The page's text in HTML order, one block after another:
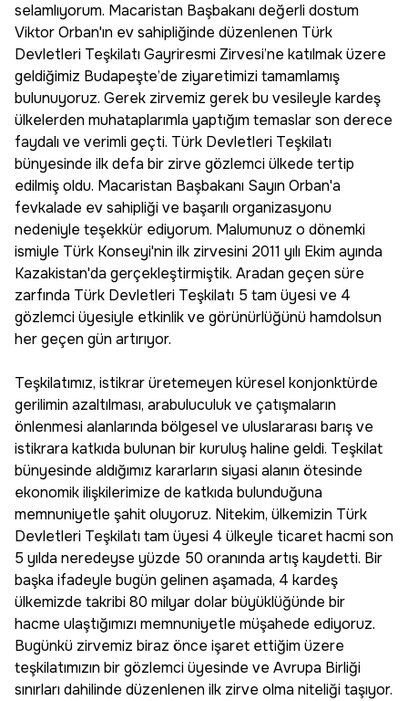
selamlıyorum. Macaristan Başbakanı değerli dostum
Viktor Orban'ın ev sahipliğinde düzenlenen Türk
Devletleri Teşkilatı Gayriresmi Zirvesi’ne katılmak üzere
geldiğimiz Budapeşte’de ziyaretimizi tamamlamış
bulunuyoruz. Gerek zirvemiz gerek bu vesileyle kardeş
ülkelerden muhataplarımla yaptığım temaslar son derece
faydalı ve verimli geçti. Türk Devletleri Teşkilatı
bünyesinde ilk defa bir zirve gözlemci ülkede tertip
edilmiş oldu. Macaristan Başbakanı Sayın Orban'a
fevkalade ev sahipliği ve başarılı organizasyonu
nedeniyle teşekkür ediyorum. Malumunuz o dönemki
ismiyle Türk Konseyi'nin ilk zirvesini 2011 yılı Ekim ayında
Kazakistan'da gerçekleştirmiştik. Aradan geçen süre
zarfında Türk Devletleri Teşkilatı 5 tam üyesi ve 4
gözlemci üyesiyle etkinlik ve görünürlüğünü hamdolsun
her geçen gün artırıyor.
Teşkilatımız, istikrar üretemeyen küresel konjonktürde
gerilimin azaltılması, arabuluculuk ve çatışmaların
önlenmesi alanlarında bölgesel ve uluslararası barış ve
istikrara katkıda bulunan bir kuruluş haline geldi. Teşkilat
bünyesinde aldığımız kararların siyasi alanın ötesinde
ekonomik ilişkilerimize de katkıda bulunduğuna
memnuniyetle şahit oluyoruz. Nitekim, ülkemizin Türk
Devletleri Teşkilatı tam üyesi 4 ülkeyle ticaret hacmi son
5 yılda neredeyse yüzde 50 oranında artış kaydetti. Bir
başka ifadeyle bugün gelinen aşamada, 4 kardeş
ülkemizde takribi 80 milyar dolar büyüklüğünde bir
hacme ulaştığımızı memnuniyetle müşahede ediyoruz.
Bugünkü zirvemiz biraz önce işaret ettiğim üzere
teşkilatımızın bir gözlemci üyesinde ve Avrupa Birliği
sınırları dahilinde düzenlenen ilk zirve olma niteliği taşıyor.